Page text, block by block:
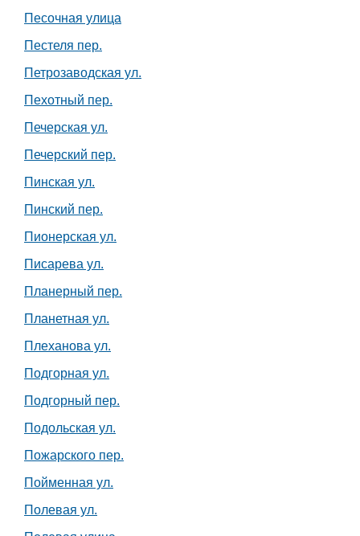
Песочная улица
Пестеля пер.
Петрозаводская ул.
Пехотный пер.
Печерская ул.
Печерский пер.
Пинская ул.
Пинский пер.
Пионерская ул.
Писарева ул.
Планерный пер.
Планетная ул.
Плеханова ул.
Подгорная ул.
Подгорный пер.
Подольская ул.
Пожарского пер.
Пойменная ул.
Полевая ул.